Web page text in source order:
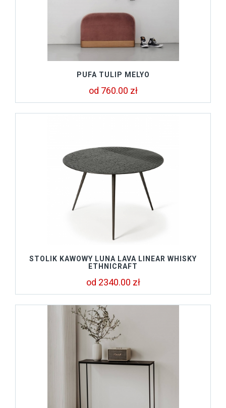
PUFA TULIP MELYO
od 760.00 zł
STOLIK KAWOWY LUNA LAVA LINEAR WHISKY
ETHNICRAFT
od 2340.00 zł